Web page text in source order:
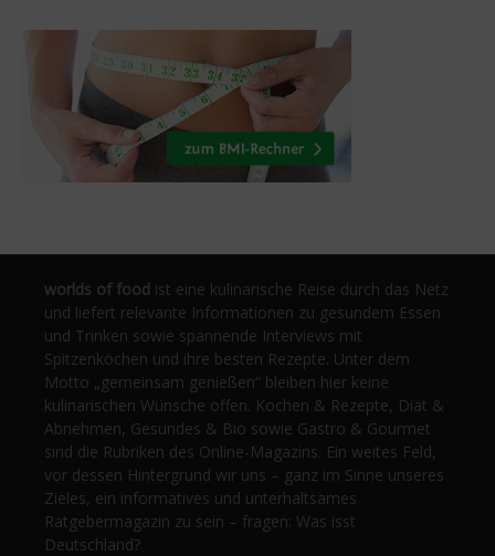
worlds of food ist eine kulinarische Reise durch das Netz
und liefert relevante Informationen zu gesundem Essen
und Trinken sowie spannende Interviews mit
Spitzenköchen und ihre besten Rezepte. Unter dem
Motto „gemeinsam genießen“ bleiben hier keine
kulinarischen Wünsche offen. Kochen & Rezepte, Diät &
Abnehmen, Gesundes & Bio sowie Gastro & Gourmet
sind die Rubriken des Online-Magazins. Ein weites Feld,
vor dessen Hintergrund wir uns – ganz im Sinne unseres
Zieles, ein informatives und unterhaltsames
Ratgebermagazin zu sein – fragen: Was isst
Deutschland?